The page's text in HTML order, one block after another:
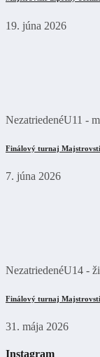
19. júna 2026
NezatriedenéU11 -
Finálový turnaj
7. júna 2026
NezatriedenéU14 -
Finálový turnaj
31. mája 2026
Instagram